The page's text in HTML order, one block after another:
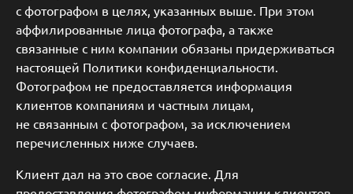
с фотографом в целях, указанных выше. При этом
аффилированные лица фотографа, а также
связанные с ним компании обязаны придерживаться
настоящей Политики конфиденциальности.
Фотографом не предоставляется информация
клиентов компаниям и частным лицам,
не связанным с фотографом, за исключением
перечисленных ниже случаев.
Клиент дал на это свое согласие. Для